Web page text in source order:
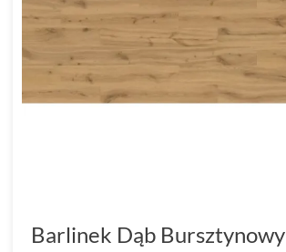
Barlinek Dąb Bursztynowy